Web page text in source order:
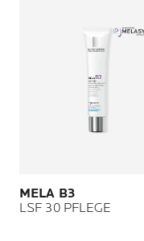
MELA B3
LSF 30 PFLEGE